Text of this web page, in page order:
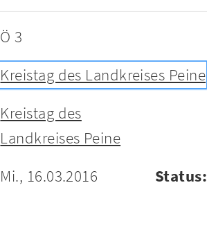
Ö 3
Kreistag des Landkreises Peine
Kreistag des
Landkreises Peine
Mi., 16.03.2016 Status: